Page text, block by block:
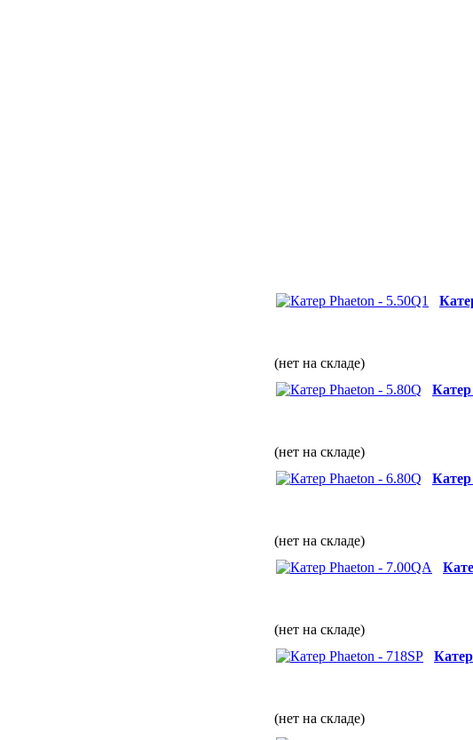
(нет на складе)
Катер
(нет на складе)
Катер
(нет на складе)
(нет на складе)
(нет на складе)